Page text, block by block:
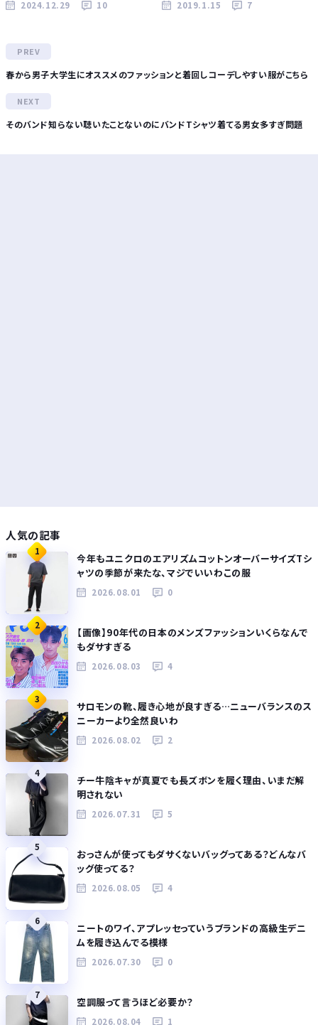
2024.12.29 10 2019.1.15 7
春から男子大学生にオススメのファッションと着回しコーデしやすい服がこちら
そのバンド知らない聴いたことないのにバンドTシャツ着てる男女多すぎ問題
人気の記事
1
今年もユニクロのエアリズムコットンオーバーサイズTシ
ャツの季節が来たな、マジでいいわこの服
2026.08.01 0
2
【画像】90年代の日本のメンズファッションいくらなんで
もダサすぎる
2026.08.03 4
3
サロモンの靴、履き心地が良すぎる…ニューバランスのス
ニーカーより全然良いわ
2026.08.02 2
4
チー牛陰キャが真夏でも長ズボンを履く理由、いまだ解
明されない
2026.07.31 5
5
おっさんが使ってもダサくないバッグってある？どんなバ
ッグ使ってる？
2026.08.05 4
6
ニートのワイ、アプレッセっていうブランドの高級生デニ
ムを履き込んでる模様
2026.07.30 0
7
空調服って言うほど必要か？
2026.08.04 1